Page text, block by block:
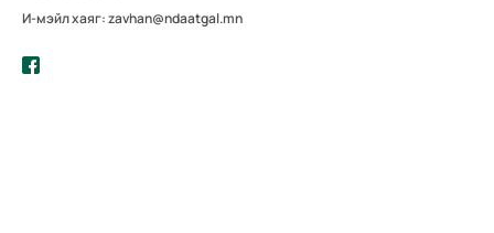
И-мэйл хаяг: zavhan@ndaatgal.mn